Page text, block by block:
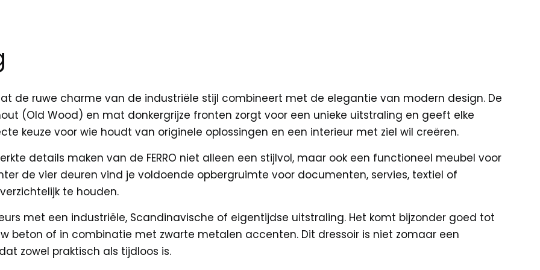
de ruwe charme van de industriële stijl combineert met de elegantie van modern design. De
(Old Wood) en mat donkergrijze fronten zorgt voor een unieke uitstraling en geeft elke
keuze voor wie houdt van originele oplossingen en een interieur met ziel wil creëren.
details maken van de FERRO niet alleen een stijlvol, maar ook een functioneel meubel voor
de vier deuren vind je voldoende opbergruimte voor documenten, servies, textiel of
te houden.
met een industriële, Scandinavische of eigentijdse uitstraling. Het komt bijzonder goed tot
beton of in combinatie met zwarte metalen accenten. Dit dressoir is niet zomaar een
zowel praktisch als tijdloos is.